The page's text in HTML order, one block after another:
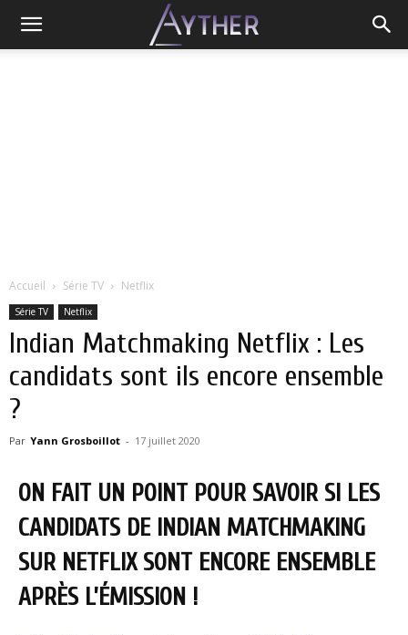
Accueil Série TV Netflix
Série TV Netflix
Indian Matchmaking Netflix : Les
candidats sont ils encore ensemble
?
Par Yann Grosboillot - 17 juillet 2020
ON FAIT UN POINT POUR SAVOIR SI LES
CANDIDATS DE INDIAN MATCHMAKING
SUR NETFLIX SONT ENCORE ENSEMBLE
APRÈS L’ÉMISSION !